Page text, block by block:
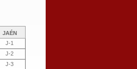
JAÉN
J-1
J-2
J-3